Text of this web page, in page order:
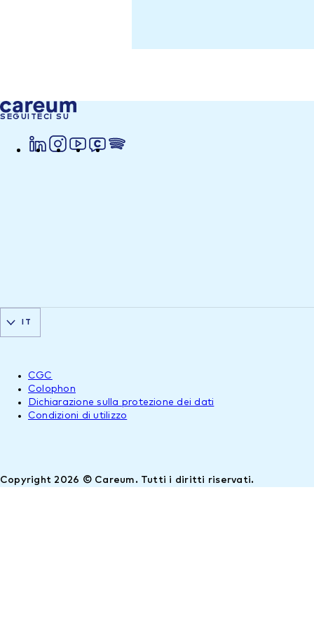
SEGUITECI SU
Copyright 2026 © Careum. Tutti i diritti riservati.
CGC
Colophon
Dichiarazione sulla protezione dei dati
Condizioni di utilizzo
IT